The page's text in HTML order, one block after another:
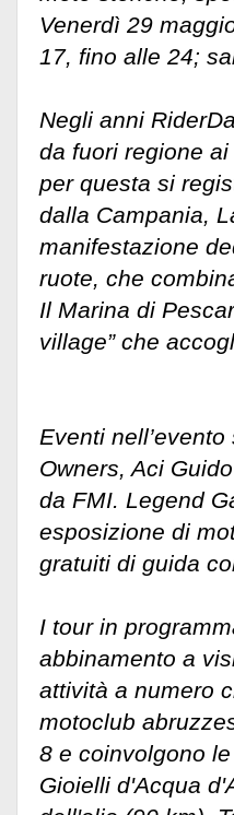
Venerdì 29
17, fino alle 24;
Negli anni
da fuori regione
per questa si
dalla Campania,
manifestazione
ruote, che
Il Marina di
village” che
Eventi
Owners, Aci
da FMI. Legend
esposizione di
gratuiti di guida
I tour in
abbinamento a
attività a numero
motoclub
8 e coinvolgono
Gioielli d'Acqua